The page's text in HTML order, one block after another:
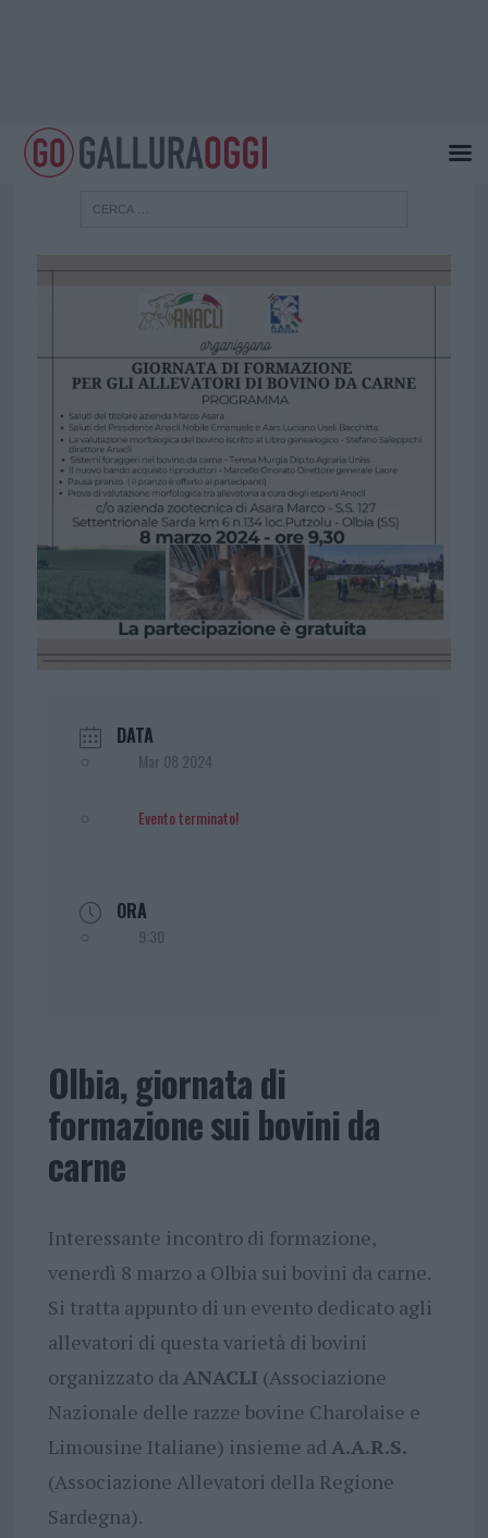
DATA
Mar 08 2024
Evento terminato!
ORA
9:30
Olbia, giornata di
formazione sui bovini da
carne
Interessante incontro di formazione,
venerdì 8 marzo a Olbia sui bovini da carne.
Si tratta appunto di un evento dedicato agli
allevatori di questa varietà di bovini
organizzato da ANACLI (Associazione
Nazionale delle razze bovine Charolaise e
Limousine Italiane) insieme ad A.A.R.S.
(Associazione Allevatori della Regione
Sardegna).